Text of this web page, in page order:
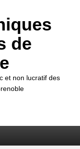
de
et non lucratif des